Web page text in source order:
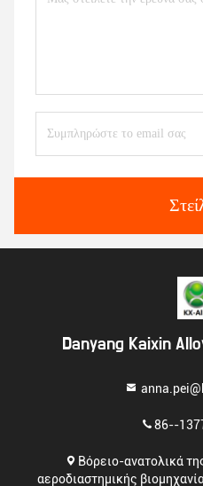
Danyang Kaixin
86--
Βόρειο-ανατολικά
αεροδιαστημικής